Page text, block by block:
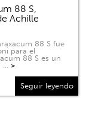
88 S,
Achille
88 S fue
para el
88 S es un
… >
Seguir leyendo